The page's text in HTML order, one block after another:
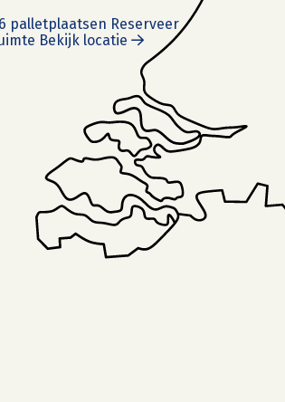
palletplaatsen Reserveer
Bekijk locatie